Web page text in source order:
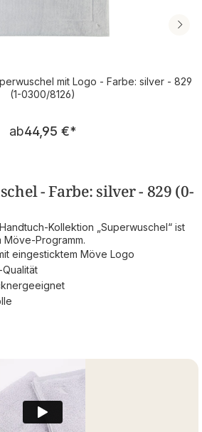
mit Logo - Farbe: silver - 829
(1-0300/8126)
Regulärer Preis:
ab44,95 €*
- Farbe: silver - 829 (0-
Kollektion „Superwuschel“ ist
Programm.
eingesticktem Möve Logo